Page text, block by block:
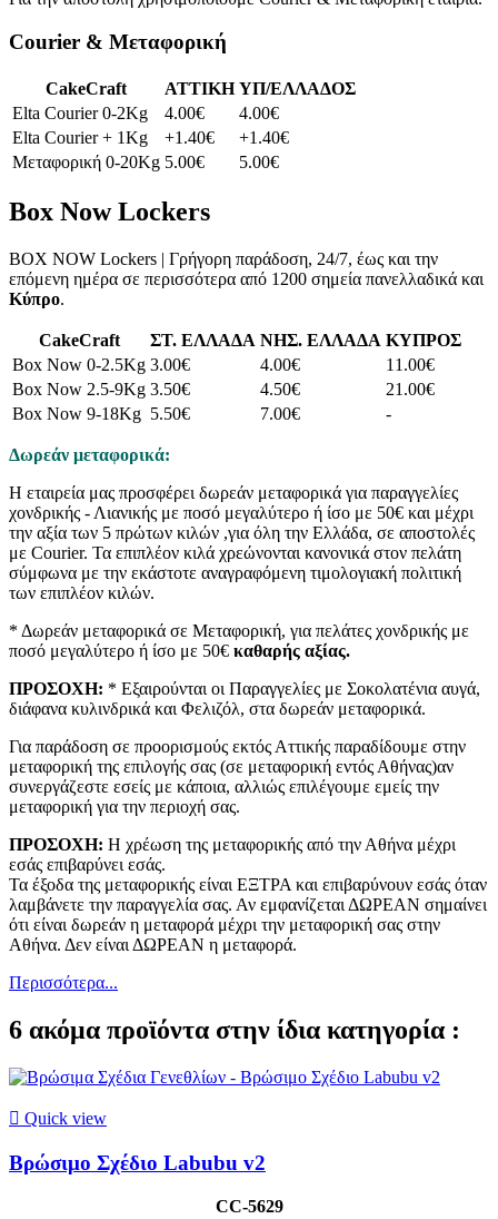
Courier & Μεταφορική
CakeCraft ATTIKH ΥΠ/ΕΛΛΑΔΟΣ
Elta Courier 0-2Kg
4.00€
4.00€
Elta Courier + 1Kg
+1.40€
+1.40€
Μεταφορική 0-20Kg 5.00€ 5.00€
Box Now Lockers
BOX NOW Lockers | Γρήγορη παράδοση, 24/7, έως και την
επόμενη ημέρα σε περισσότερα από 1200 σημεία πανελλαδικά και
Κύπρο.
CakeCraft ΣΤ. ΕΛΛΑΔΑ ΝΗΣ. ΕΛΛΑΔΑ ΚΥΠΡΟΣ
Box Now 0-2.5Kg 3.00€ 4.00€
11.00€
Box Now 2.5-9Kg 3.50€ 4.50€
21.00€
Box Now 9-18Kg 5.50€ 7.00€ -
Δωρεάν μεταφορικά:
Η εταιρεία μας προσφέρει δωρεάν μεταφορικά για παραγγελίες
χονδρικής - Λιανικής με ποσό μεγαλύτερο ή ίσο με 50€ και μέχρι
την αξία των 5 πρώτων κιλών ,για όλη την Ελλάδα, σε αποστολές
με Courier. Τα επιπλέον κιλά χρεώνονται κανονικά στον πελάτη
σύμφωνα με την εκάστοτε αναγραφόμενη τιμολογιακή πολιτική
των επιπλέον κιλών.
* Δωρεάν μεταφορικά σε Μεταφορική, για πελάτες χονδρικής με
ποσό μεγαλύτερο ή ίσο με 50€ καθαρής αξίας.
ΠΡΟΣΟΧΗ: * Εξαιρούνται οι Παραγγελίες με Σοκολατένια αυγά,
διάφανα κυλινδρικά και Φελιζόλ, στα δωρεάν μεταφορικά.
Για παράδοση σε προορισμούς εκτός Αττικής παραδίδουμε στην
μεταφορική της επιλογής σας (σε μεταφορική εντός Αθήνας)αν
συνεργάζεστε εσείς με κάποια, αλλιώς επιλέγουμε εμείς την
μεταφορική για την περιοχή σας.
ΠΡΟΣΟΧΗ: Η χρέωση της μεταφορικής από την Αθήνα μέχρι
εσάς επιβαρύνει εσάς.
Τα έξοδα της μεταφορικής είναι ΕΞΤΡΑ και επιβαρύνουν εσάς όταν
λαμβάνετε την παραγγελία σας. Αν εμφανίζεται ΔΩΡΕΑΝ σημαίνει
ότι είναι δωρεάν η μεταφορά μέχρι την μεταφορική σας στην
Αθήνα. Δεν είναι ΔΩΡΕΑΝ η μεταφορά.
Περισσότερα...
6 ακόμα προϊόντα στην ίδια κατηγορία :
 Quick view
Βρώσιμο Σχέδιο Labubu v2
CC-5629